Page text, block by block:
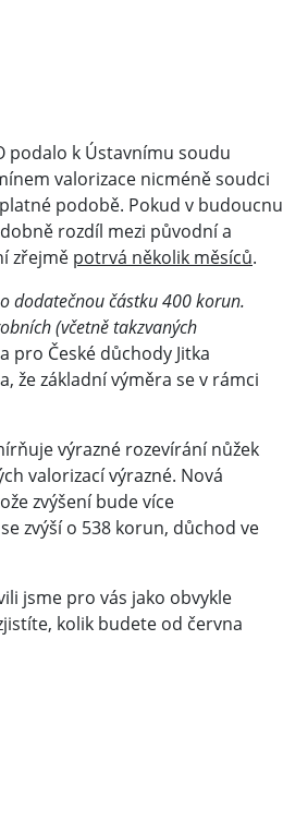
podalo k Ústavnímu soudu
valorizace nicméně soudci
podobě. Pokud v budoucnu
rozdíl mezi původní a
zřejmě potrvá několik měsíců.
dodatečnou částku 400 korun.
(včetně takzvaných
pro České důchody Jitka
že základní výměra se v rámci
výrazné rozevírání nůžek
valorizací výrazné. Nová
zvýšení bude více
zvýší o 538 korun, důchod ve
jsme pro vás jako obvykle
kolik budete od června